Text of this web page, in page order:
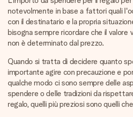
notevolmente in base a fattori quali
con il destinatario e la propria
bisogna sempre ricordare che il valore
non è determinato dal prezzo.
Quando si tratta di decidere quanto
importante agire con precauzione e
qualche modo ci sono sempre delle
spendere o delle tradizioni da
regalo, quelli più preziosi sono quelli